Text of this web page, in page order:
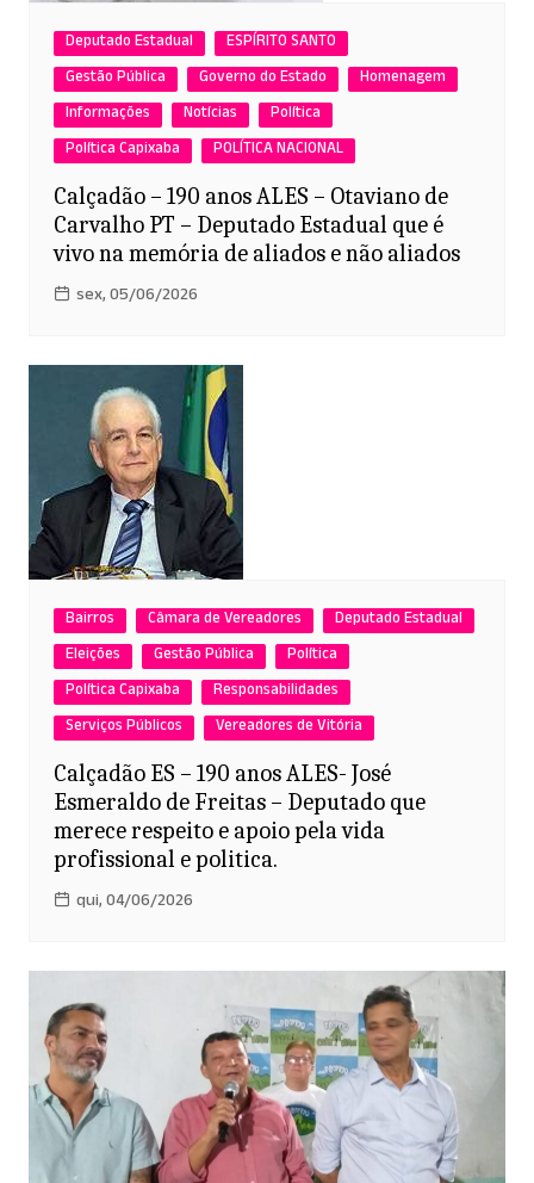
Deputado Estadual
ESPÍRITO SANTO
Gestão Pública
Governo do Estado
Homenagem
Informações
Notícias
Política
Política Capixaba
POLÍTICA NACIONAL
Calçadão – 190 anos ALES – Otaviano de
Carvalho PT – Deputado Estadual que é
vivo na memória de aliados e não aliados
sex, 05/06/2026
Bairros Câmara de Vereadores
Deputado Estadual
Eleições
Gestão Pública
Política
Política Capixaba
Responsabilidades
Serviços Públicos
Vereadores de Vitória
Calçadão ES – 190 anos ALES- José
Esmeraldo de Freitas – Deputado que
merece respeito e apoio pela vida
profissional e politica.
qui, 04/06/2026